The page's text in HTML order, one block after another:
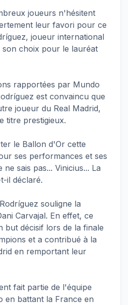
joueurs n'hésitent
leur favori pour ce
joueur international
choix pour le lauréat
rapportées par Mundo
est convaincu que
joueur du Real Madrid,
titre prestigieux.
le Ballon d'Or cette
ses performances et ses
ne sais pas... Vinicius... La
il déclaré.
souligne la
Carvajal. En effet, ce
but décisif lors de la finale
et a contribué à la
en remportant leur
fait partie de l'équipe
en battant la France en